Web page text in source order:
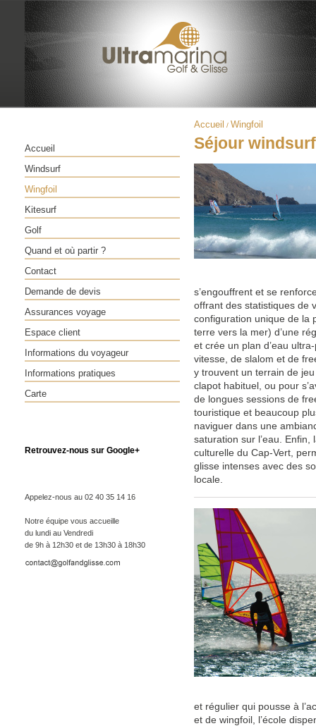
Accueil
Windsurf
Wingfoil
Kitesurf
Golf
Quand et où partir ?
Contact
Demande de devis
Assurances voyage
Espace client
Informations du voyageur
Informations pratiques
Carte
Retrouvez-nous sur Google+
Appelez-nous au 02 40 35 14 16
Notre équipe vous accueille
du lundi au Vendredi
de 9h à 12h30 et de 13h30 à 18h30
Accueil / Wingfoil
Séjour
s’engouffrent et se
offrant des statistiques de
configuration unique de la
terre vers la mer) d’une
et crée un plan d’eau
vitesse, de slalom et de
y trouvent un terrain de
clapot habituel, ou pour
de longues sessions de
touristique et beaucoup
naviguer dans une
saturation sur l’eau.
culturelle du Cap-Vert,
glisse intenses avec des
locale.
et régulier qui pousse à
et de wingfoil, l’école